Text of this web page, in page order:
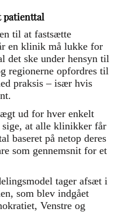
patienttal
til at fastsætte
en klinik må lukke for
det ske under hensyn til
regionerne opfordres til
praksis – især hvis
ud for hver enkelt
at alle klinikker får
baseret på netop deres
som gennemsnit for et
tager afsæt i
som blev indgået
Venstre og